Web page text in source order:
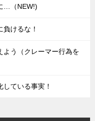
…（NEW!)
けるな！
よう（クレーマー行為を
ている事実！